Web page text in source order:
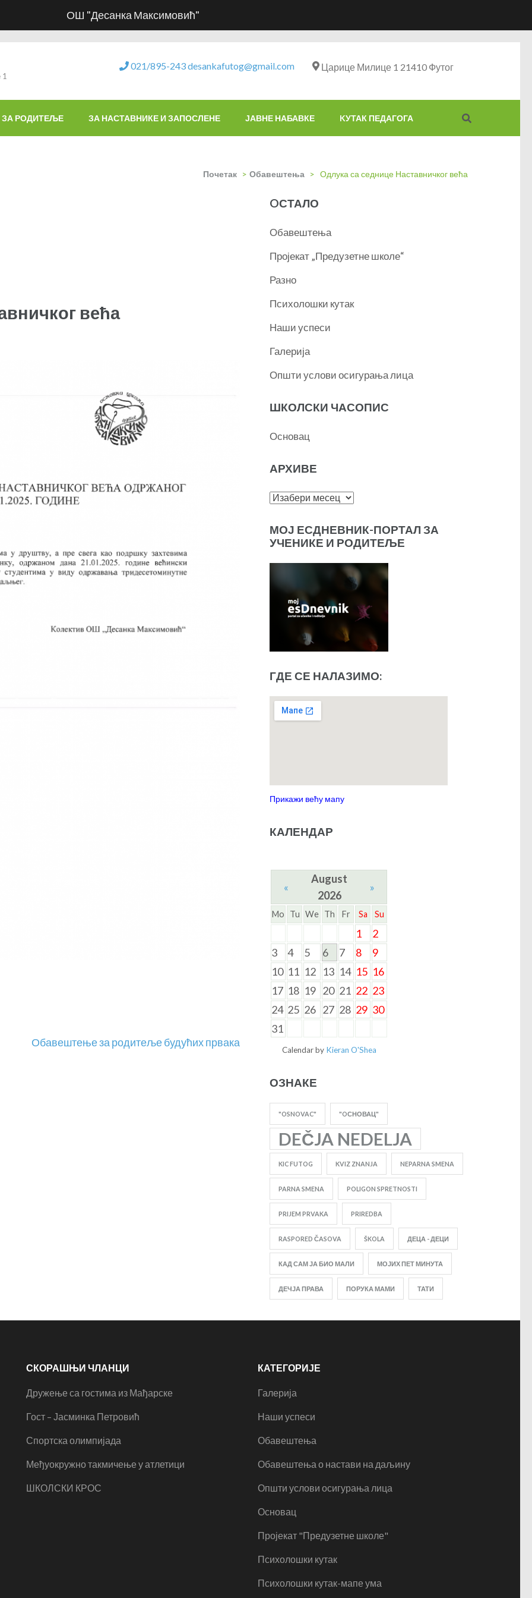
Царице Милице 1 21410 Футог
021/895-243desankafutog@gmail.com
ЗА РОДИТЕЉЕ ЗА НАСТАВНИКЕ И ЗАПОСЛЕНЕ ЈАВНЕ НАБАВКЕ KУТАК ПЕДАГОГА
Почетак > Обавештења > Одлука са седнице Наставничког већа
већа
Обавештење за родитеље будућих првака
OСТАЛО
Обавештења
Пројекат „Предузетне школе“
Разно
Психолошки кутак
Наши успеси
Галерија
Општи услови осигурања лица
ШКОЛСКИ ЧАСОПИС
Основац
АРХИВЕ
Архиве
МОЈ ЕСДНЕВНИК-ПОРТАЛ ЗА
УЧЕНИКЕ И РОДИТЕЉЕ
ГДЕ СЕ НАЛАЗИМО:
Прикажи већу мапу
КАЛЕНДАР
«
August
2026
»
Mo Tu We Th Fr Sa Su
1
2
3
4 5 6 7 8
9
10 11 12 13 14 15 16
17 18 19 20 21 22 23
24 25 26 27 28 29 30
31
Calendar by Kieran O'Shea
ОЗНАКЕ
"OSNOVAC" "OСНОВАЦ"
DEČJA NEDELJA
KIC FUTOG KVIZ ZNANJA NEPARNA SMENA
PARNA SMENA POLIGON SPRETNOSTI
PRIJEM PRVAKA PRIREDBA
RASPORED ČASOVA ŠKOLA ДЕЦА - ДЕЦИ
КАД САМ ЈА БИО МАЛИ МОЈИХ ПЕТ МИНУТА
ДЕЧЈА ПРАВА ПОРУКА МАМИ ТАТИ
СКОРАШЊИ ЧЛАНЦИ
Дружење са гостима из Мађарске
Гост – Јасминка Петровић
Спортска олимпијада
Међуокружно такмичење у атлетици
ШКОЛСКИ КРОС
КАТЕГОРИЈЕ
Галерија
Наши успеси
Обавештења
Обавештења о настави на даљину
Општи услови осигурања лица
Основац
Пројекат "Предузетне школе"
Психолошки кутак
Психолошки кутак-мапе ума
ОШ "Десанка Максимовић"